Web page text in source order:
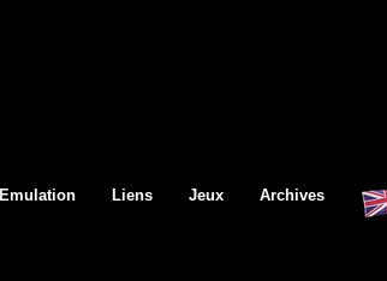
Emulation Liens Jeux Archives